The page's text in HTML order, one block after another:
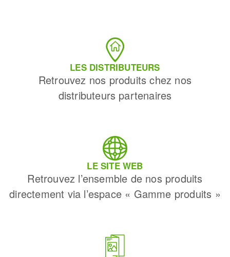
LES DISTRIBUTEURS
Retrouvez nos produits chez nos
distributeurs partenaires
LE SITE WEB
Retrouvez l’ensemble de nos produits
directement via l’espace « Gamme produits »